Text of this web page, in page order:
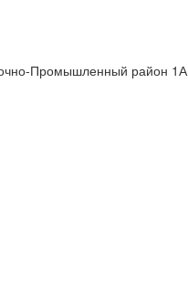
Промышленный район 1А